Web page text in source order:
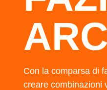
Con la comparsa di
creare combinazioni